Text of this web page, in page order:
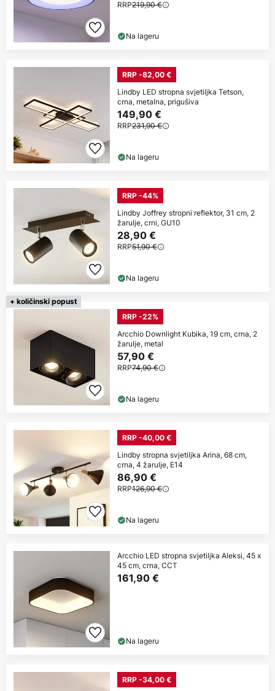
RRP219,90 €
Na lageru
RRP -82,00 €
Lindby LED stropna svjetiljka Tetson,
crna, metalna, prigušiva
149,90 €
RRP231,90 €
Na lageru
RRP -44%
Lindby Joffrey stropni reflektor, 31 cm, 2
žarulje, crni, GU10
28,90 €
RRP51,90 €
Na lageru
+ količinski popust
RRP -22%
Arcchio Downlight Kubika, 19 cm, crna, 2
žarulje, metal
57,90 €
RRP74,90 €
Na lageru
RRP -40,00 €
Lindby stropna svjetiljka Arina, 68 cm,
crna, 4 žarulje, E14
86,90 €
RRP126,90 €
Na lageru
Arcchio LED stropna svjetiljka Aleksi, 45 x
45 cm, crna, CCT
161,90 €
Na lageru
RRP -34,00 €